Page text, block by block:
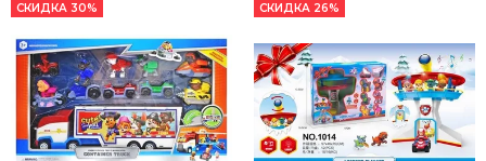
СКИДКА 30% СКИДКА 26%